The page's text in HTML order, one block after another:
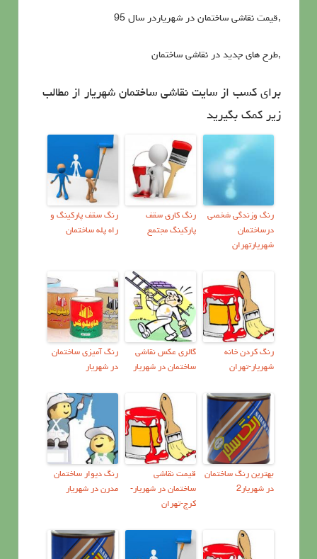
,قیمت نقاشی ساختمان در شهریاردر سال 95
,طرح های جدید در نقاشی ساختمان
برای کسب از سایت نقاشی ساختمان شهریار از مطالب
زیر کمک بگیرید
رنگ وزندگی شخصی
درساختمان
شهریارتهران
رنگ کاری سقف
پارکینگ مجتمع
رنگ سقف پارکینگ و
راه پله ساختمان
رنگ کردن خانه
شهریار-تهران
گالری عکس نقاشی
ساختمان در شهریار
رنگ آميزي ساختمان
در شهریار
بهترین رنگ ساختمان
در شهریار2
قیمت نقاشی
ساختمان در شهریار-
کرج-تهران
رنگ دیوار ساختمان
مدرن در شهریار